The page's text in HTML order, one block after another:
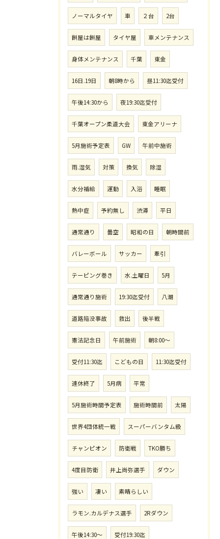
ノーマルタイヤ 車 ２台 2台
餅屋は餅屋 タイヤ屋 車メンテナンス
身体メンテナンス 千葉 東金
16日.19日 朝8時から 昼11:30迄受付
午後14:30から 夜19:30迄受付
千葉オープン柔道大会 東金アリーナ
5月施術予定表 GW 午前中施術
雨.湿気 対策 換気 除湿
水分補給 運動 入浴 睡眠
熱中症 予約無し 渋滞 平日
通常通り 曇空 昭和の日 朝時間前
バレーボール サッカー 牽引
テーピング巻き 水.土曜日 5月
通常通り施術 19:30迄受付 八潮
道路陥没事故 救出 後半戦
憲法記念日 午前施術 朝8:00〜
受付11:30迄 こどもの日 11:30迄受付
連休終了 5月病 平常
5月施術時間予定表 施術時間前 太陽
世界4団体統一戦 スーパーバンタム級
チャンピオン 防衛戦 TKO勝ち
4度目防衛 井上尚弥選手 ダウン
強い 凄い 素晴らしい
ラモン.カルデナス選手 2Rダウン
午後14:30〜 受付19:30迄